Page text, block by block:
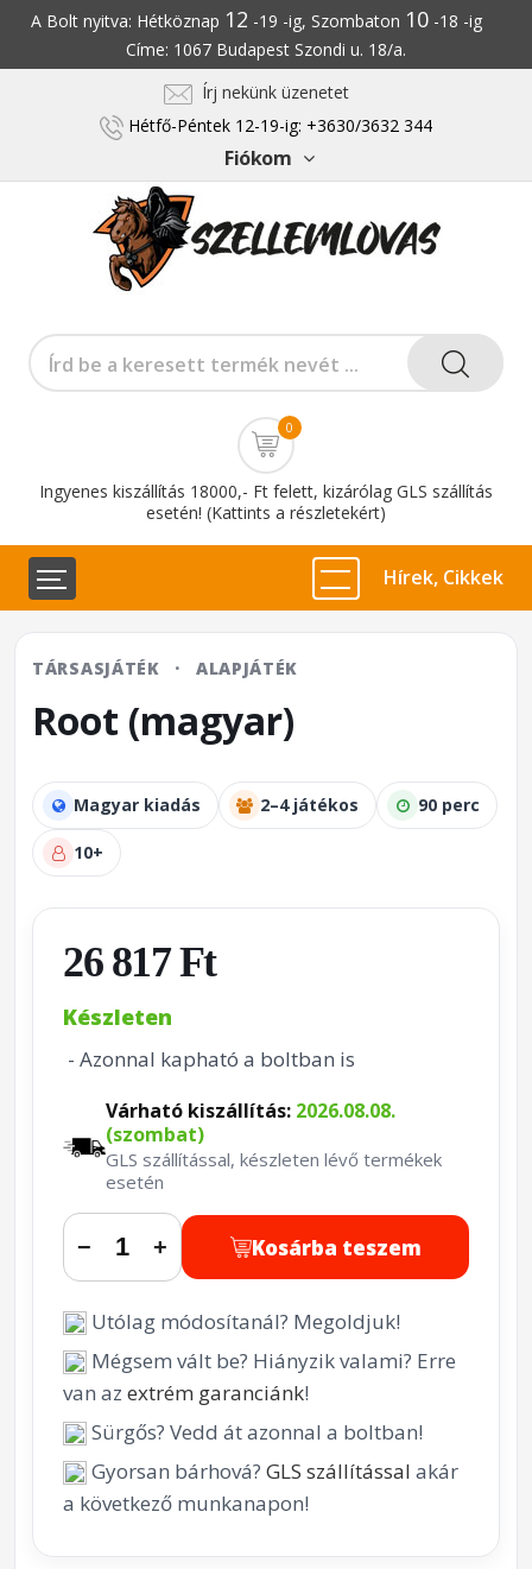
A Bolt nyitva: Hétköznap 12 -19 -ig, Szombaton 10-18 -ig
Címe: 1067 Budapest Szondi u. 18/a.
Írj nekünk üzenetet
Hétfő-Péntek 12-19-ig: +3630/3632 344
Fiókom
0
Ingyenes kiszállítás 18000,- Ft felett, kizárólag GLS szállítás
esetén! (Kattints a részletekért)
Hírek, Cikkek
TÁRSASJÁTÉK · ALAPJÁTÉK
Root (magyar)
Magyar kiadás 2–4 játékos 90 perc
10+
26 817 Ft
Készleten
- Azonnal kapható a boltban is
Várható kiszállítás: 2026.08.08.
(szombat)
GLS szállítással, készleten lévő termékek
esetén
− + Kosárba teszem
Utólag módosítanál? Megoldjuk!
Mégsem vált be? Hiányzik valami? Erre
van az extrém garanciánk!
Sürgős? Vedd át azonnal a boltban!
Gyorsan bárhová? GLS szállítással akár
a következő munkanapon!